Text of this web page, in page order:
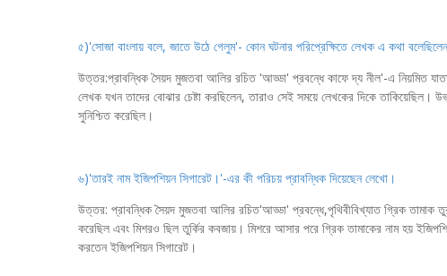
৫)'সোজা বাংলায় বলে, জাতে উঠে গেলুম'- কোন ঘটনার পরিপ্রেক্ষিতে লেখক এ কথা
উত্তর:প্রাবন্ধিক সৈয়দ মুজতবা আলির রচিত 'আড্ডা' প্রবন্ধে কাফে দ্য নীল'-এ নিয়মিত
লেখক যখন তাদের বোঝার চেষ্টা করছিলেন, তারাও সেই সময়ে লেখকের দিকে তাকিয়েছিল।
সুনিশ্চিত করেছিল।
৬)'তারই নাম ইজিপশিয়ন সিগারেট।'-এর কী পরিচয় প্রাবন্ধিক দিয়েছেন লেখো।
উত্তর: প্রাবন্ধিক সৈয়দ মুজতবা আলির রচিত'আড্ডা' প্রবন্ধে,পৃথিবীবিখ্যাত গ্রিক তামাক
করেছিল এবং মিশরও ছিল তুর্কির কবজায়। মিশরে আসার পরে গ্রিক তামাকের নাম হয়
করতেন ইজিপশিয়ন সিগারেট।